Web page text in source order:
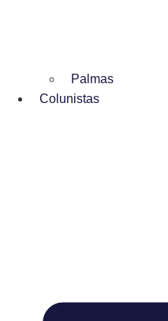
Palmas
Colunistas